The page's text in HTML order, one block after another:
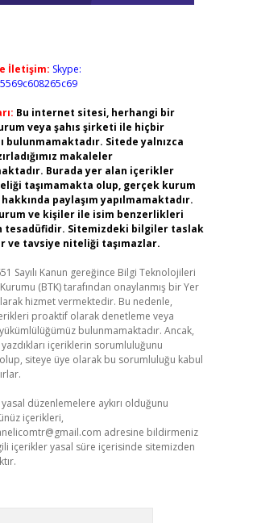
İletişim: Skype:
Bu internet sitesi, herhangi bir
veya şahıs şirketi ile hiçbir
bulunmamaktadır. Sitede yalnızca
makaleler
Burada yer alan içerikler
taşımamakta olup, gerçek kurum
paylaşım yapılmamaktadır.
ve kişiler ile isim benzerlikleri
tesadüfidir. Sitemizdeki bilgiler taslak
ve tavsiye niteliği taşımazlar.
Sayılı Kanun gereğince Bilgi Teknolojileri
(BTK) tarafından onaylanmış bir Yer
hizmet vermektedir. Bu nedenle,
proaktif olarak denetleme veya
bulunmamaktadır. Ancak,
içeriklerin sorumluluğunu
siteye üye olarak bu sorumluluğu kabul
düzenlemelere aykırı olduğunu
içerikleri,
adresine bildirmeniz
içerikler yasal süre içerisinde sitemizden